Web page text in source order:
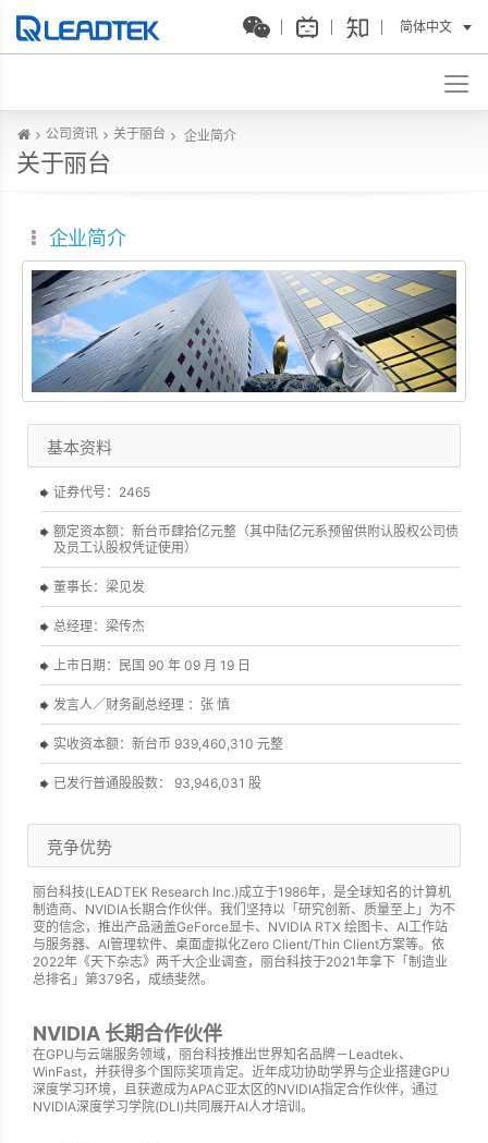
简体中文
公司资讯 关于丽台 企业简介
关于丽台
企业简介
基本资料
证券代号：2465
额定资本额：新台币肆拾亿元整（其中陆亿元系预留供附认股权公司债
及员工认股权凭证使用）
董事长：梁见发
总经理：梁传杰
上市日期：民国 90 年 09 月 19 日
发言人／财务副总经理 ：张 慎
实收资本额：新台币 939,460,310 元整
已发行普通股股数： 93,946,031 股
竞争优势
丽台科技(LEADTEK Research Inc.)成立于1986年，是全球知名的计算机
制造商、NVIDIA长期合作伙伴。我们坚持以「研究创新、质量至上」为不
变的信念，推出产品涵盖GeForce显卡、NVIDIA RTX 绘图卡、AI工作站
与服务器、AI管理软件、桌面虚拟化Zero Client/Thin Client方案等。依
2022年《天下杂志》两千大企业调查，丽台科技于2021年拿下「制造业
总排名」第379名，成绩斐然。
NVIDIA 长期合作伙伴
在GPU与云端服务领域，丽台科技推出世界知名品牌－Leadtek、
WinFast，并获得多个国际奖项肯定。近年成功协助学界与企业搭建GPU
深度学习环境，且获邀成为APAC亚太区的NVIDIA指定合作伙伴，通过
NVIDIA深度学习学院(DLI)共同展开AI人才培训。